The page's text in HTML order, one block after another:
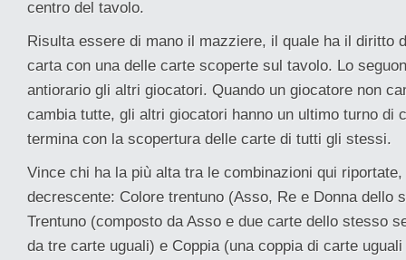
centro del tavolo.
Risulta essere di mano il mazziere, il quale ha il diritto
carta con una delle carte scoperte sul tavolo. Lo
antiorario gli altri giocatori. Quando un giocatore non
cambia tutte, gli altri giocatori hanno un ultimo turno di
termina con la scopertura delle carte di tutti gli stessi.
Vince chi ha la più alta tra le combinazioni qui
decrescente: Colore trentuno (Asso, Re e Donna dello
Trentuno (composto da Asso e due carte dello stesso
da tre carte uguali) e Coppia (una coppia di carte